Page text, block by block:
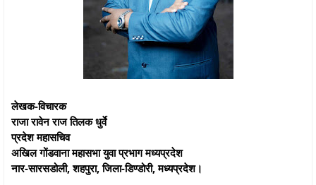
लेखक-विचारक
राजा रावेन राज तिलक धुर्वे
प्रदेश महासचिव
अखिल गोंडवाना महासभा युवा प्रभाग मध्यप्रदेश
नार-सारसडोली, शहपुरा, जिला-डिण्डोरी, मध्यप्रदेश।